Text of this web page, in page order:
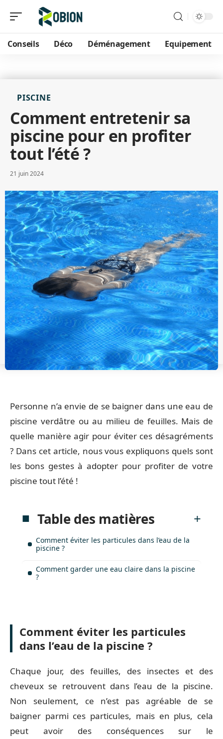
Conseils Déco Déménagement Equipement
PISCINE
Comment entretenir sa
piscine pour en profiter
tout l’été ?
21 juin 2024
Personne n’a envie de se baigner dans une eau de
piscine verdâtre ou au milieu de feuilles. Mais de
quelle manière agir pour éviter ces désagréments
? Dans cet article, nous vous expliquons quels sont
les bons gestes à adopter pour profiter de votre
piscine tout l’été !
Table des matières
Comment éviter les particules dans l’eau de la
piscine ?
Comment garder une eau claire dans la piscine
?
Comment éviter les particules
dans l’eau de la piscine ?
Chaque jour, des feuilles, des insectes et des
cheveux se retrouvent dans l’eau de la piscine.
Non seulement, ce n’est pas agréable de se
baigner parmi ces particules, mais en plus, cela
peut avoir des conséquences sur le